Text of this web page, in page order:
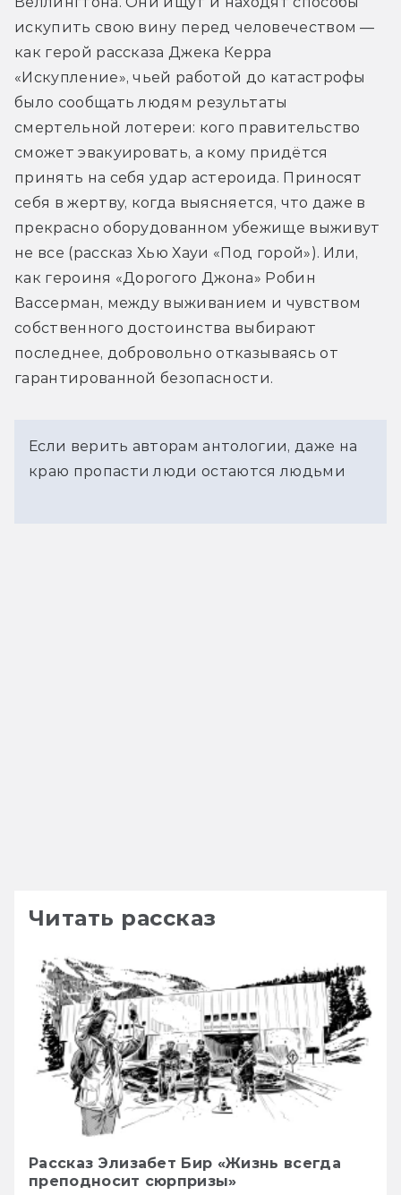
искупить свою вину перед человечеством —
как герой рассказа Джека Керра
«Искупление», чьей работой до катастрофы
было сообщать людям результаты
смертельной лотереи: кого правительство
сможет эвакуировать, а кому придётся
принять на себя удар астероида. Приносят
себя в жертву, когда выясняется, что даже в
прекрасно оборудованном убежище выживут
не все (рассказ Хью Хауи «Под горой»). Или,
как героиня «Дорогого Джона» Робин
Вассерман, между выживанием и чувством
собственного достоинства выбирают
последнее, добровольно отказываясь от
гарантированной безопасности.
Если верить авторам антологии, даже на
краю пропасти люди остаются людьми
Читать рассказ
Рассказ Элизабет Бир «Жизнь всегда
преподносит сюрпризы»